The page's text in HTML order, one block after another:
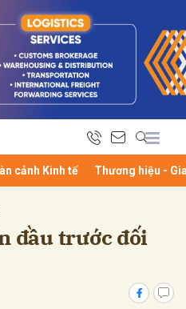
cảnh Kinh tế Thương hiệu -
đầu trước đối
Hủy